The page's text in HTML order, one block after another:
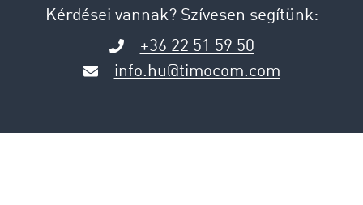
Kérdései vannak? Szívesen segítünk:
+36 22 51 59 50
info.hu@timocom.com